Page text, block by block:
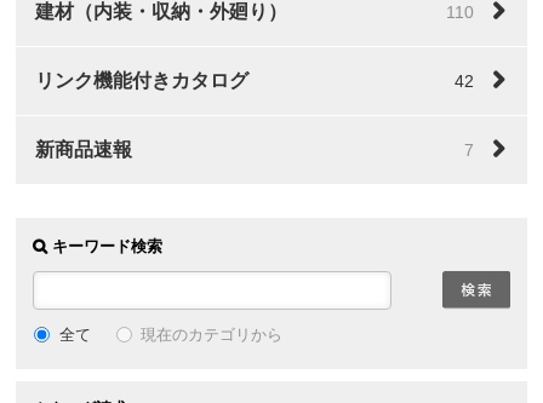
建材（内装・収納・外廻り） 110
リンク機能付きカタログ 42
新商品速報 7
キーワード検索
全て 現在のカテゴリから